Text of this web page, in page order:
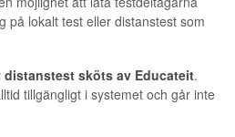
på lokalt test eller distanstest som
distanstest sköts av Educateit.
tillgängligt i systemet och går inte